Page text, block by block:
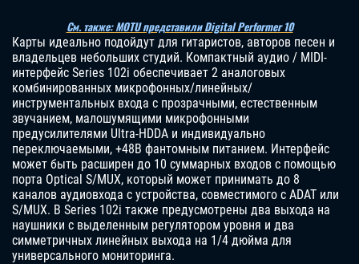
См. также: MOTU представили Digital Performer 10
Карты идеально подойдут для гитаристов, авторов песен и
владельцев небольших студий. Компактный аудио / MIDI-
интерфейс Series 102i обеспечивает 2 аналоговых
комбинированных микрофонных/линейных/
инструментальных входа с прозрачными, естественным
звучанием, малошумящими микрофонными
предусилителями Ultra-HDDA и индивидуально
переключаемыми, +48B фантомным питанием. Интерфейс
может быть расширен до 10 суммарных входов с помощью
порта Optical S/MUX, который может принимать до 8
каналов аудиовхода с устройства, совместимого с ADAT или
S/MUX. В Series 102i также предусмотрены два выхода на
наушники с выделенным регулятором уровня и два
симметричных линейных выхода на 1/4 дюйма для
универсального мониторинга.